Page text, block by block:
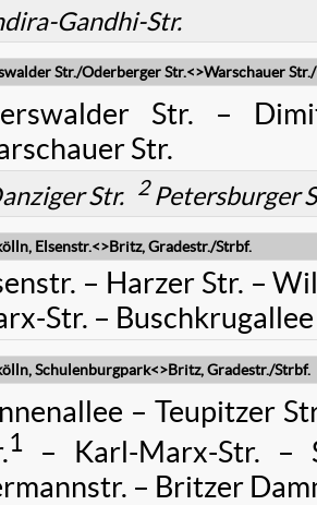
Gandhi-Str.
Str./Oderberger Str.<>Warschauer
Str. –
Str.
Str. 2Petersburger
Elsenstr.<>Britz, Gradestr./Strbf.
– Harzer Str. –
Str. –
Schulenburgpark<>Britz, Gradestr./Strbf.
– Teupitzer
1 – Karl-Marx-Str. –
– Britzer